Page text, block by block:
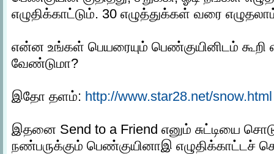
எழுதிக்காட்டும். 30 எழுத்துக்கள் வரை
என்ன உங்கள் பெயரையும் பெண்குயினிடம் கூறி
வேண்டுமா?
இதோ தளம்: http://www.star28.net/snow.html
இதனை Send to a Friend எனும் சுட்டியை
நண்பருக்கும் பெண்குயினாஇ எழுதிக்காட்டச்